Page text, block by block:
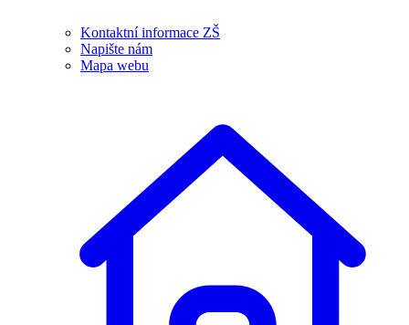
Kontaktní informace ZŠ
Napište nám
Mapa webu